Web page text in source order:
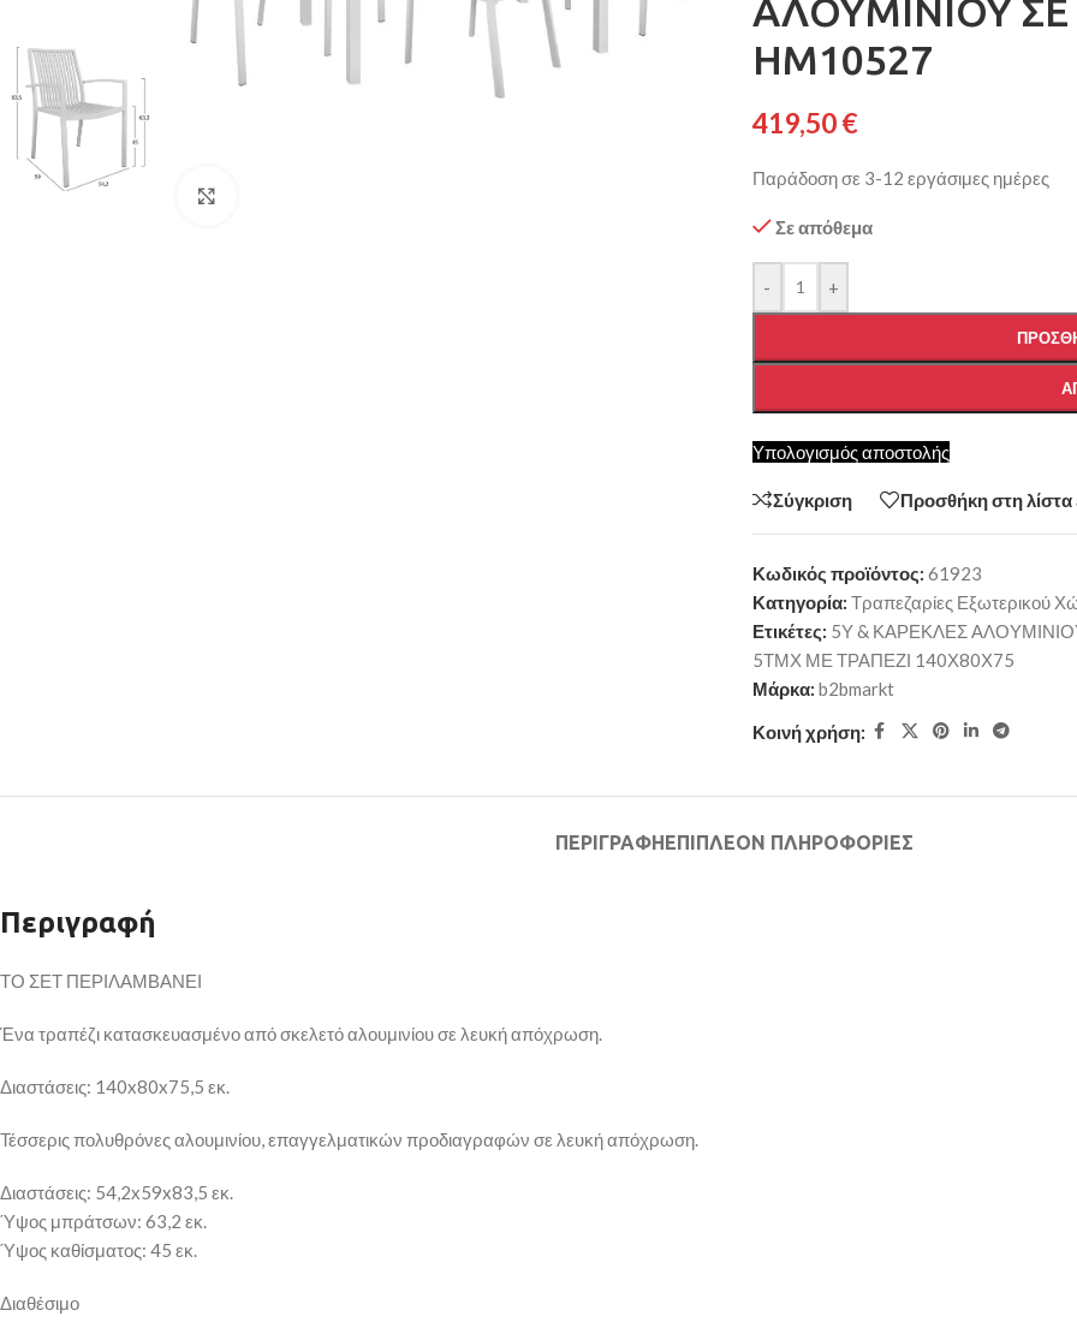
ΑΛΟΥΜΙΝΙΟΥ
HM10527
419,50€
Παράδοση σε 3-12 εργάσιμες ημέρες
Σε απόθεμα
- +
Υπολογισμός αποστολής
Σύγκριση Προσθήκη στη λίστα
Κωδικός προϊόντος: 61923
Κατηγορία: Τραπεζαρίες Εξωτερικού
Ετικέτες: 5Υ & ΚΑΡΕΚΛΕΣ
5ΤΜΧ ΜΕ ΤΡΑΠΕΖΙ 140Χ80Χ75
Μάρκα: b2bmarkt
Κοινή χρήση:
ΠΕΡΙΓΡΑΦΉΕΠΙΠΛΈΟΝ ΠΛΗΡΟΦΟΡΊΕΣ
Περιγραφή
ΤΟ ΣΕΤ ΠΕΡΙΛΑΜΒΑΝΕΙ
Ένα τραπέζι κατασκευασμένο από σκελετό αλουμινίου σε λευκή απόχρωση.
Διαστάσεις: 140x80x75,5 εκ.
Τέσσερις πολυθρόνες αλουμινίου, επαγγελματικών προδιαγραφών σε λευκή απόχρωση.
Διαστάσεις: 54,2x59x83,5 εκ.
Ύψος μπράτσων: 63,2 εκ.
Ύψος καθίσματος: 45 εκ.
Διαθέσιμο